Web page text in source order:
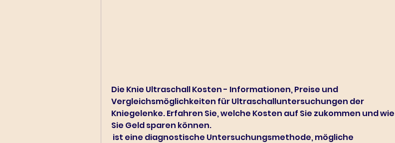
Die Knie Ultraschall Kosten - Informationen, Preise und
Vergleichsmöglichkeiten für Ultraschalluntersuchungen der
Kniegelenke. Erfahren Sie, welche Kosten auf Sie zukommen und wie
Sie Geld sparen können.